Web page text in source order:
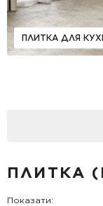
ПЛИТКА ДЛЯ
ПЛИТКА
Показати: